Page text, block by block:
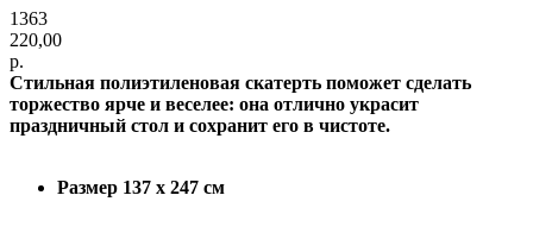
1363
220,00
р.
Стильная полиэтиленовая скатерть поможет сделать
торжество ярче и веселее: она отлично украсит
праздничный стол и сохранит его в чистоте.
Размер 137 х 247 см